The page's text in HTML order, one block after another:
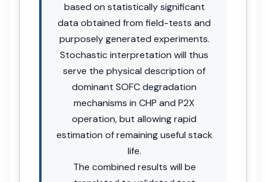
based on statistically significant
data obtained from field-tests and
purposely generated experiments.
Stochastic interpretation will thus
serve the physical description of
dominant SOFC degradation
mechanisms in CHP and P2X
operation, but allowing rapid
estimation of remaining useful stack
life.
The combined results will be